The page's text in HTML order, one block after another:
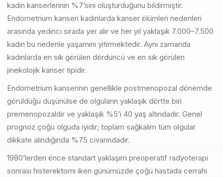
kadın kanserlerinin %7’sini oluşturduğunu bildirmiştir.
Endometrium kanseri kadınlarda kanser ölümleri nedenleri
arasında yedinci sırada yer alır ve her yıl yaklaşık 7.000–7.500
kadın bu nedenle yaşamını yitirmektedir. Aynı zamanda
kadınlarda en sık görülen dördüncü ve en sık görülen
jinekolojik kanser tipidir.
Endometrium kanserinin genellikle postmenopozal dönemde
görüldüğü düşünülse de olguların yaklaşık dörtte biri
premenopozaldir ve yaklaşık %5’i 40 yaş altındadır. Genel
prognoz çoğu olguda iyidir; toplam sağkalım tüm olgular
dikkate alındığında %75 civarındadır.
1980’lerden önce standart yaklaşım preoperatif radyoterapi
sonrası histerektomi iken günümüzde çoğu hastada cerrahi